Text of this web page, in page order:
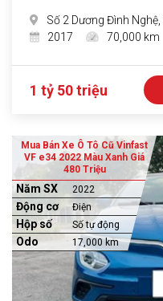
Số 2 Dương Đình
2017
70,000 km
1 tỷ 50 triệu
Mua Bán Xe Ô Tô Cũ Vinfast
VF e34 2022 Màu Xanh Giá
480 Triệu
Năm SX 2022
Động cơ Điện
Hộp số Số tự động
Odo 17,000 km